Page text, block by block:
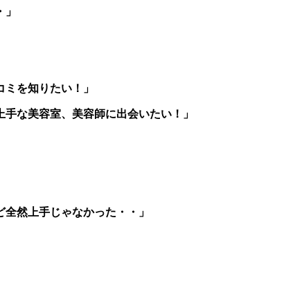
を知りたい！」
な美容室、美容師に出会いたい！」
然上手じゃなかった・・」